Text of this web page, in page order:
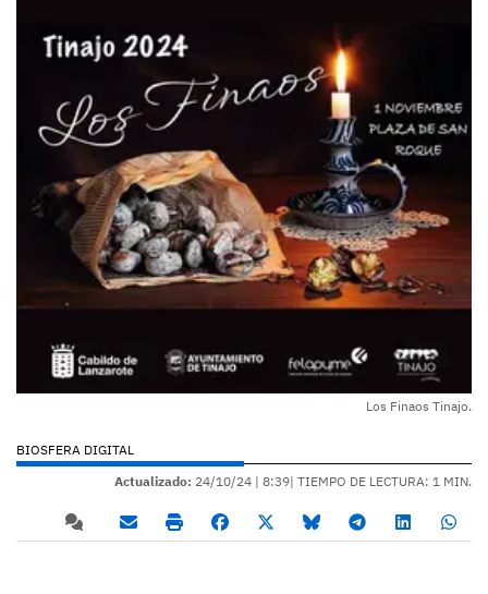
Los Finaos Tinajo.
BIOSFERA DIGITAL
Actualizado: 24/10/24 | 8:39| TIEMPO DE LECTURA: 1 MIN.